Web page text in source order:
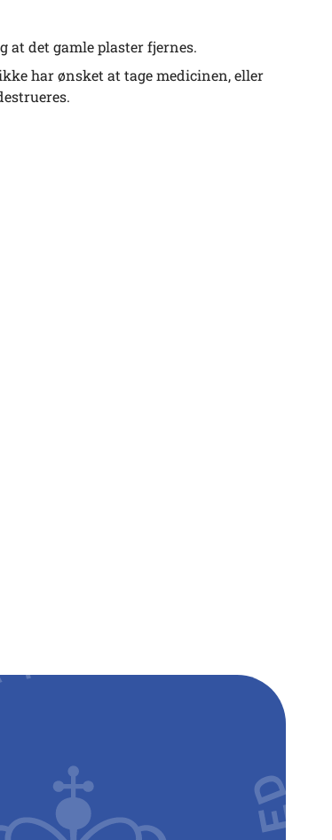
at det gamle plaster fjernes.
har ønsket at tage medicinen, eller